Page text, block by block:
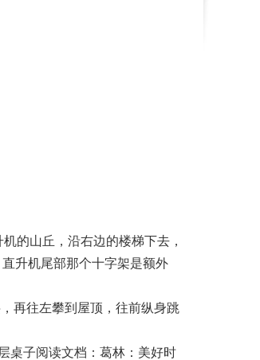
的山丘，沿右边的楼梯下去，
升机尾部那个十字架是额外
再往左攀到屋顶，往前纵身跳
桌子阅读文档：葛林：美好时